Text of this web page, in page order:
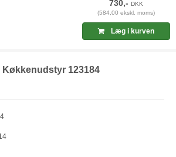
730,-DKK
(584,00 ekskl. moms)
Læg i kurven
Køkkenudstyr 123184